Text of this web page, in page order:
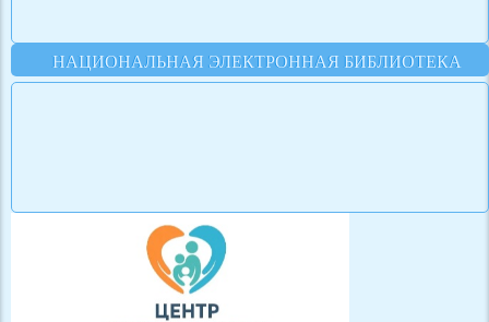
НАЦИОНАЛЬНАЯ ЭЛЕКТРОННАЯ БИБЛИОТЕКА